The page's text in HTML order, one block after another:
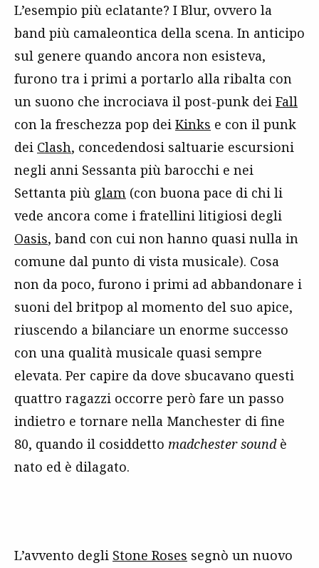
L’esempio più eclatante? I Blur, ovvero la
band più camaleontica della scena. In anticipo
sul genere quando ancora non esisteva,
furono tra i primi a portarlo alla ribalta con
un suono che incrociava il post-punk dei Fall
con la freschezza pop dei Kinks e con il punk
dei Clash, concedendosi saltuarie escursioni
negli anni Sessanta più barocchi e nei
Settanta più glam (con buona pace di chi li
vede ancora come i fratellini litigiosi degli
Oasis, band con cui non hanno quasi nulla in
comune dal punto di vista musicale). Cosa
non da poco, furono i primi ad abbandonare i
suoni del britpop al momento del suo apice,
riuscendo a bilanciare un enorme successo
con una qualità musicale quasi sempre
elevata. Per capire da dove sbucavano questi
quattro ragazzi occorre però fare un passo
indietro e tornare nella Manchester di fine
80, quando il cosiddetto madchester soundè
nato ed è dilagato.
L’avvento degli Stone Roses segnò un nuovo